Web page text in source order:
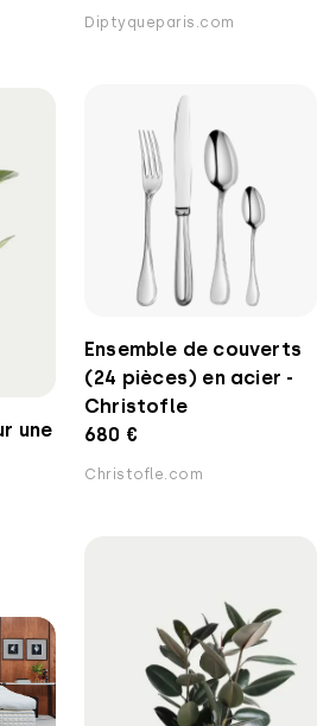
Diptyqueparis.com
Ensemble de couverts
(24 pièces) en acier -
Christofle
680 €
Christofle.com
une